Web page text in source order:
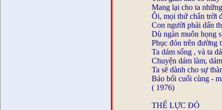
Mang lại cho ta
Ôi, mọi thứ chân trời
Con người phải dấn
Dù ngàn muôn họng
Phục đón trên đường
Ta dám sống , và ta
Chuyện dám làm,
Ta sẽ dành cho sự
Bảo bối cuối cùng -
( 1976)
THẾ LỰC ĐỎ